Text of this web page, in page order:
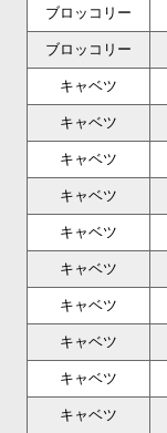
ブロッコリー
ブロッコリー
キャベツ
キャベツ
キャベツ
キャベツ
キャベツ
キャベツ
キャベツ
キャベツ
キャベツ
キャベツ